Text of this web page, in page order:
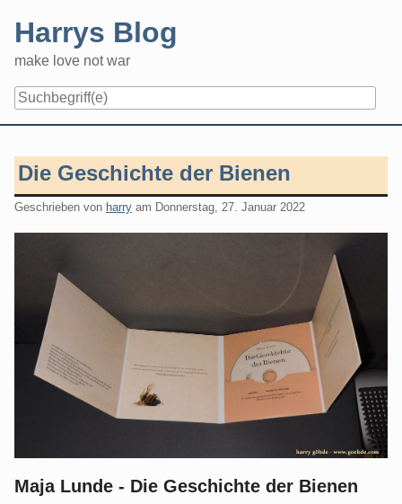
content
Harrys Blog
make love not war
Die Geschichte der Bienen
Geschrieben von harry am Donnerstag, 27. Januar 2022
Maja Lunde - Die Geschichte der Bienen